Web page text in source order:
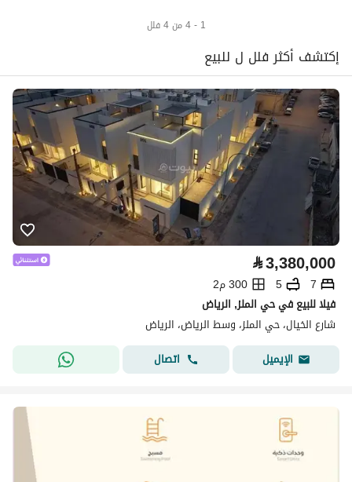
1 - 4 من 4 فلل
إكتشف أكثر فلل ل للبيع
⃁3,380,000
7
5
300 م2
فيلا للبيع في حي الملز, الرياض
شارع الخيال، حي الملز، وسط الرياض، الرياض
الإيميل
اتصال